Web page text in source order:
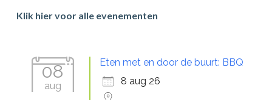
Sidebar
Klik hier voor alle evenementen
08
aug
Eten met en door de buurt: BBQ
8 aug 26